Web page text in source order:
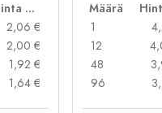
Hinta per kpl
2,06 €
2,00 €
1,92 €
1,64 €
Määrä
1
12
48
96